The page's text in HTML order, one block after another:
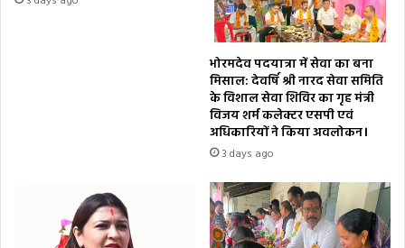
भोरमदेव पदयात्रा में सेवा का बना
मिसाल: देवर्षि श्री नारद सेवा समिति
के विशाल सेवा शिविर का गृह मंत्री
विजय शर्म कलेक्टर एसपी एवं
अधिकारियों ने किया अवलोकन।
3 days ago